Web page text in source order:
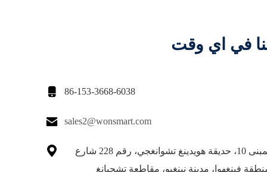
في اي وقت
 86-153-3668-6038
 sales2@wonsmart.com

الوحدة 3، المبنى 10، حديقة هويدينغ تشوانغجي، رقم 228 شارع
فينغهوا، مدينة نينغبو، مقاطعة تشجيانغ